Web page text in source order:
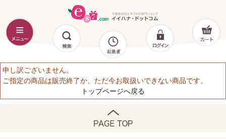
申し訳ございません。
ご指定の商品は販売終了か、ただ今お取扱いできない商品です。
トップページへ戻る